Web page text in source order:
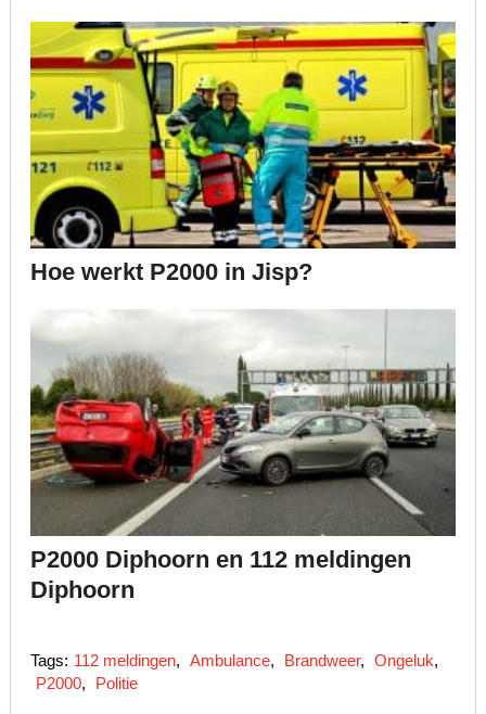
Hoe werkt P2000 in Jisp?
P2000 Diphoorn en 112 meldingen
Diphoorn
Tags: 112 meldingen, Ambulance, Brandweer, Ongeluk,
P2000, Politie